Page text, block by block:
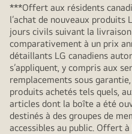
***Offert aux résidents
l’achat de nouveaux produits
jours civils suivant la
comparativement à un prix
détaillants LG canadiens
s’appliquent, y compris aux
remplacements sous
produits achetés tels quels,
articles dont la boîte a été
destinés à des groupes de
accessibles au public. Offert